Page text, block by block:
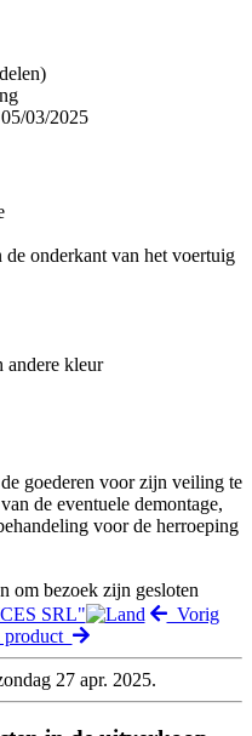
03/2025
onderkant van het voertuig
andere kleur
goederen voor zijn veiling te
de eventuele demontage,
voor de herroeping
om bezoek zijn gesloten
SRL"
Vorig
product
27 apr. 2025.